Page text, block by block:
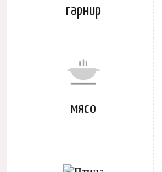
гарнир
мясо